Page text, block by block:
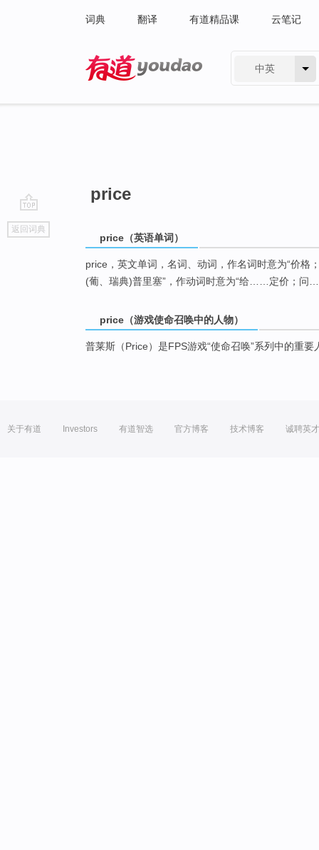
词典 翻译 有道精品课 云笔记
中英
go
top
返回词典
price
price（英语单词）
price，英文单词，名词、动词，作名词时意为“价格
(葡、瑞典)普里塞”，作动词时意为“给……定价；问
price（游戏使命召唤中的人物）
普莱斯（Price）是FPS游戏“使命召唤”系列中的重要
关于有道 Investors 有道智选 官方博客 技术博客 诚聘英才